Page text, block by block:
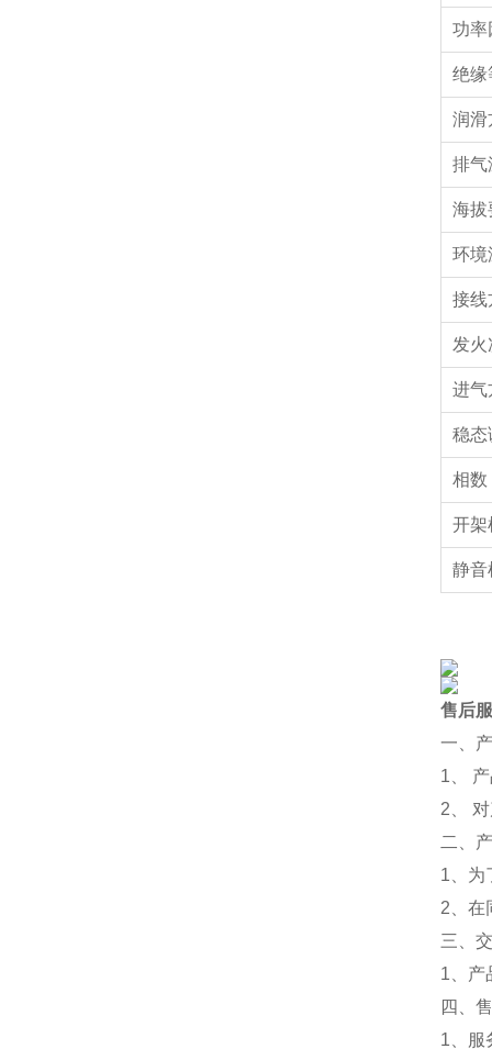
功
绝
润
排
海
环
接
发
进
稳态
相
开架
静音
售后
一、
1、
2、
二、
1、为
2、在
三、
1、产
四、
1、服